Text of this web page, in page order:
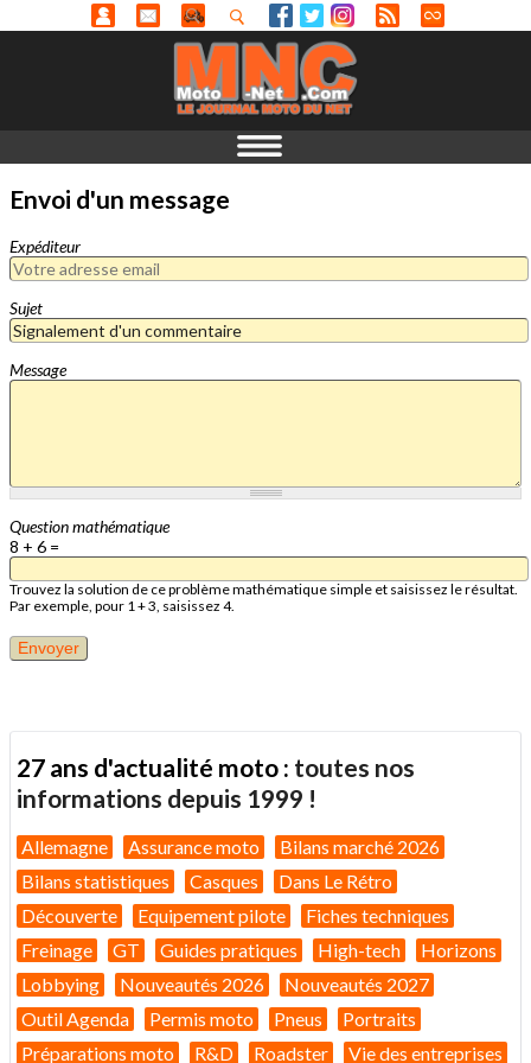
Envoi d'un message
Expéditeur
Sujet
Message
Question mathématique
8 + 6 =
Trouvez la solution de ce problème mathématique simple et saisissez le résultat.
Par exemple, pour 1 + 3, saisissez 4.
27 ans d'actualité moto : toutes nos
informations depuis 1999 !
Allemagne Assurance moto
Bilans marché 2026
Bilans statistiques
Casques
Dans Le Rétro
Découverte
Equipement pilote
Fiches techniques
Freinage
GT Guides pratiques High-tech
Horizons
Lobbying
Nouveautés 2026
Nouveautés 2027
Outil Agenda
Permis moto Pneus
Portraits
Préparations moto
R&D Roadster Vie des entreprises